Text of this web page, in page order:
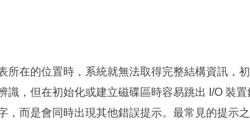
所在的位置時，系統就無法取得完整結構資訊，
，但在初始化或建立磁碟區時容易跳出 I/O 裝置
而是會同時出現其他錯誤提示。最常見的提示